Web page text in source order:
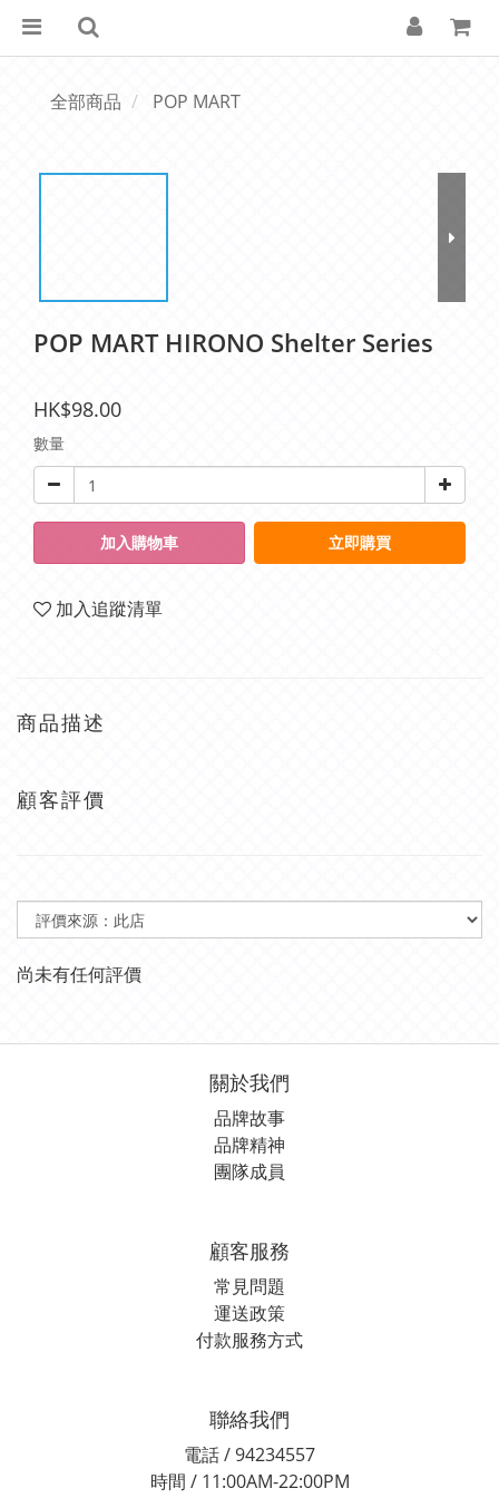
全部商品 POP MART
POP MART HIRONO Shelter Series
HK$98.00
數量
加入購物車 立即購買
加入追蹤清單
商品描述
顧客評價
尚未有任何評價
關於我們
品牌故事
品牌精神
團隊成員
顧客服務
常見問題
運送政策
付款服務方式
聯絡我們
電話 / 94234557
時間 / 11:00AM-22:00PM